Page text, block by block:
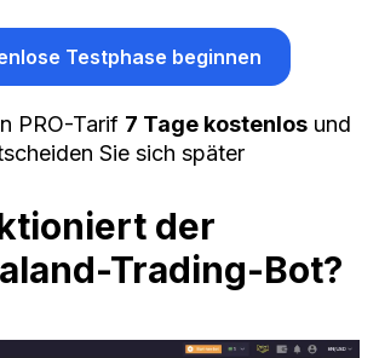
Testphase beginnen
PRO-Tarif 7 Tage kostenlos und
Sie sich später
der
Trading-Bot?